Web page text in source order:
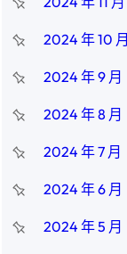
2024 年 10 月
2024 年 9 月
2024 年 8 月
2024 年 7 月
2024 年 6 月
2024 年 5 月